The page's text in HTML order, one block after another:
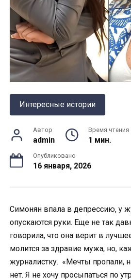
Интересные истории
Автор
admin
Время чтения
1 мин.
Опубликовано
16 января, 2026
Симонян впала в депрессию, у
опускаются руки. Еще не так
говорила, что она верит в
молится за здравие мужа, но,
журналистку. «Мечты пропали,
нет. Я не хочу просыпаться по